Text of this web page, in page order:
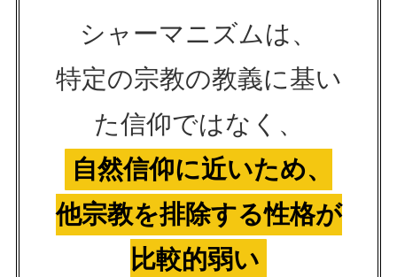
シャーマニズムは、
特定の宗教の教義に基い
た信仰ではなく、
自然信仰に近いため、
他宗教を排除する性格が
比較的弱い